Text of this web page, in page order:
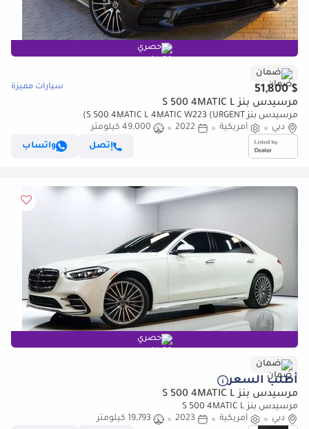
حصري
ضمان
$ 51,800 سيارات مميزة
مرسيدس بنز S 500 4MATIC L
مرسيدس بنز S 500 4MATIC L 4MATIC W223 (URGENT)
دبي
أمريكية 2022
49,000 كيلومتر
إتصل
واتساب
حصري
ضمان
أطلب السعر
مرسيدس بنز S 500 4MATIC L
مرسيدس بنز S 500 4MATIC L
دبي
أمريكية 2023 19,793 كيلومتر